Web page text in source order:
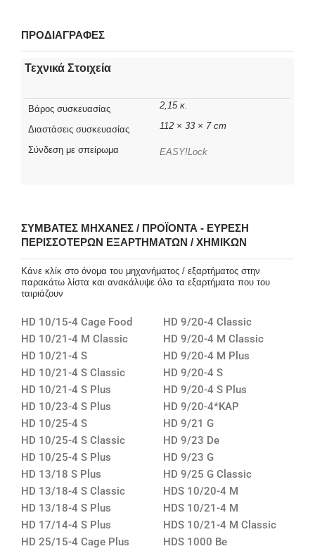
ΠΡΟΔΙΑΓΡΑΦΕΣ
Τεχνικά Στοιχεία
Βάρος συσκευασίας 2,15 κ.
Διαστάσεις συσκευασίας 112 × 33 × 7 cm
Σύνδεση με σπείρωμα EASY!Lock
ΣΥΜΒΑΤΈΣ ΜΗΧΑΝΈΣ / ΠΡΟΪΌΝΤΑ - ΕΎΡΕΣΗ
ΠΕΡΙΣΣΌΤΕΡΩΝ ΕΞΑΡΤΗΜΆΤΩΝ / ΧΗΜΙΚΏΝ
Κάνε κλίκ στο όνομα του μηχανήματος / εξαρτήματος στην
παρακάτω λίστα και ανακάλυψε όλα τα εξαρτήματα που του
ταιριάζουν
HD 10/15-4 Cage Food
HD 10/21-4 M Classic
HD 10/21-4 S
HD 10/21-4 S Classic
HD 10/21-4 S Plus
HD 10/23-4 S Plus
HD 10/25-4 S
HD 10/25-4 S Classic
HD 10/25-4 S Plus
HD 13/18 S Plus
HD 13/18-4 S Classic
HD 13/18-4 S Plus
HD 17/14-4 S Plus
HD 25/15-4 Cage Plus
HD 9/20-4 Classic
HD 9/20-4 M Classic
HD 9/20-4 M Plus
HD 9/20-4 S
HD 9/20-4 S Plus
HD 9/20-4*KAP
HD 9/21 G
HD 9/23 De
HD 9/23 G
HD 9/25 G Classic
HDS 10/20-4 M
HDS 10/21-4 M
HDS 10/21-4 M Classic
HDS 1000 Be